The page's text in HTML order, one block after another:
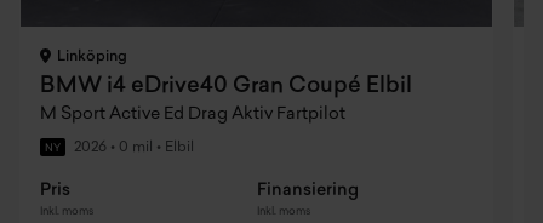
Linköping
BMW i4 eDrive40 Gran Coupé Elbil
M Sport Active Ed Drag Aktiv Fartpilot
NY 2026 • 0 mil • Elbil
Pris
Inkl. moms
Finansiering
Inkl. moms